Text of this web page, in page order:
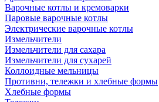
Варочные котлы и кремоварки
Паровые варочные котлы
Электрические варочные котлы
Измельчители
Измельчители для сахара
Измельчители для сухарей
Коллоидные мельницы
Противни, тележки и хлебные формы
Хлебные формы